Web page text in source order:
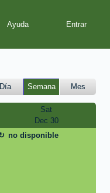
Ayuda
Día Semana Mes
Sat
Dec 30
no disponible